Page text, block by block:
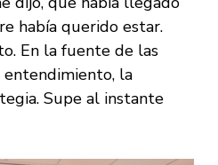
había querido estar.
En la fuente de las
la
Supe al instante